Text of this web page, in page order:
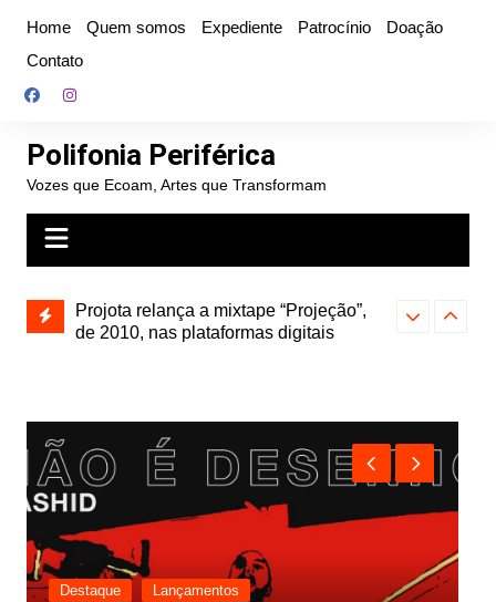
conteúdo
Home Quem somos Expediente Patrocínio
Doação
Contato
Polifonia Periférica
Vozes que Ecoam, Artes que Transformam
de 2010, nas plataformas digitais
Farofa Carioca lança single raro, Vinil
Hitmia: pop